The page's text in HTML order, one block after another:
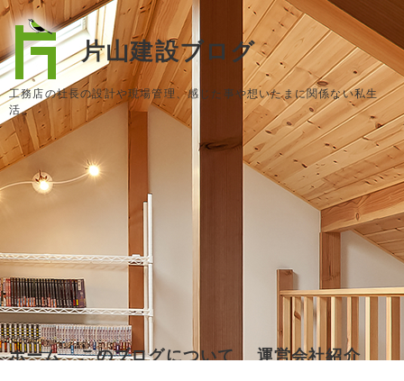
片山建設ブログ
工務店の社長の設計や現場管理、感じた事や想いたまに関係ない私生
活。
ホーム このブログについて
運営会社紹介